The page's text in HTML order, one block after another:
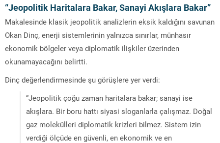
“Jeopolitik Haritalara Bakar, Sanayi Akışlara Bakar”
Makalesinde klasik jeopolitik analizlerin eksik kaldığını savunan
Okan Dinç, enerji sistemlerinin yalnızca sınırlar, münhasır
ekonomik bölgeler veya diplomatik ilişkiler üzerinden
okunamayacağını belirtti.
Dinç değerlendirmesinde şu görüşlere yer verdi:
“Jeopolitik çoğu zaman haritalara bakar; sanayi ise
akışlara. Bir boru hattı siyasi sloganlarla çalışmaz. Doğal
gaz molekülleri diplomatik krizleri bilmez. Sistem izin
verdiği ölçüde en güvenli, en ekonomik ve en